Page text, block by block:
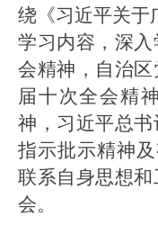
绕《习近平关于
学习内容，深
会精神，自治
届十次全会精
神，习近平总书
指示批示精神
联系自身思想
会。